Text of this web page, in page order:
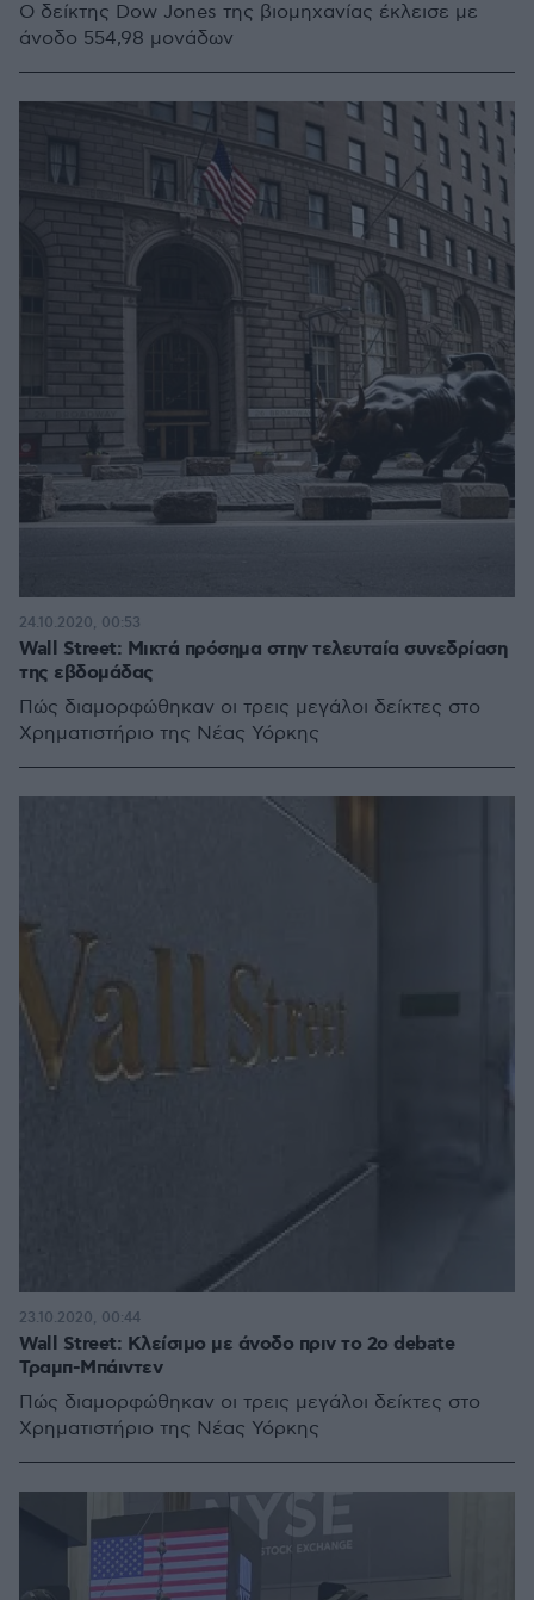
Ο δείκτης Dow Jones της βιομηχανίας έκλεισε με
άνοδο 554,98 μονάδων
Wall Street: Μικτά πρόσημα στην τελευταία συνεδρίαση
της εβδομάδας
Πώς διαμορφώθηκαν οι τρεις μεγάλοι δείκτες στο
Χρηματιστήριο της Νέας Υόρκης
24.10.2020, 00:53
Wall Street: Κλείσιμο με άνοδο πριν το 2ο debate
Τραμπ-Μπάιντεν
Πώς διαμορφώθηκαν οι τρεις μεγάλοι δείκτες στο
Χρηματιστήριο της Νέας Υόρκης
23.10.2020, 00:44